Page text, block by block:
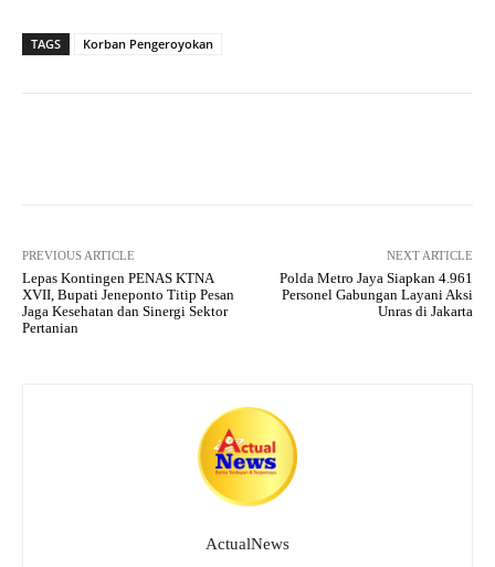
ts gr
bo
TAGS Korban Pengeroyokan
PREVIOUS ARTICLE
Lepas Kontingen PENAS KTNA
XVII, Bupati Jeneponto Titip Pesan
Jaga Kesehatan dan Sinergi Sektor
Pertanian
NEXT ARTICLE
Polda Metro Jaya Siapkan 4.961
Personel Gabungan Layani Aksi
Unras di Jakarta
ActualNews